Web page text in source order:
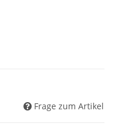
Frage zum Artikel